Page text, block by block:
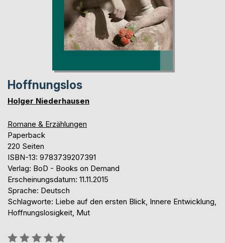
Hoffnungslos
Holger Niederhausen
Romane & Erzählungen
Paperback
220 Seiten
ISBN-13: 9783739207391
Verlag: BoD - Books on Demand
Erscheinungsdatum: 11.11.2015
Sprache: Deutsch
Schlagworte: Liebe auf den ersten Blick, Innere Entwicklung,
Hoffnungslosigkeit, Mut
Bewertung::